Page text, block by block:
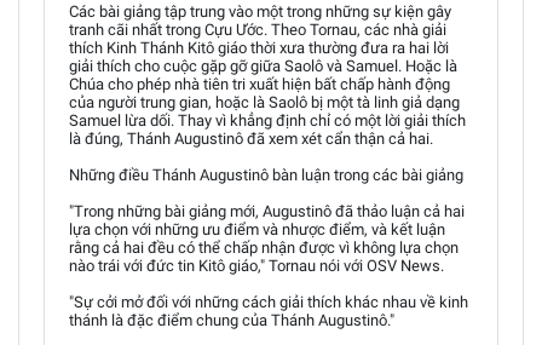
Các bài giảng tập trung vào một trong những sự kiện gây
tranh cãi nhất trong Cựu Ước. Theo Tornau, các nhà giải
thích Kinh Thánh Kitô giáo thời xưa thường đưa ra hai lời
giải thích cho cuộc gặp gỡ giữa Saolô và Samuel. Hoặc là
Chúa cho phép nhà tiên tri xuất hiện bất chấp hành động
của người trung gian, hoặc là Saolô bị một tà linh giả dạng
Samuel lừa dối. Thay vì khẳng định chỉ có một lời giải thích
là đúng, Thánh Augustinô đã xem xét cẩn thận cả hai.
Những điều Thánh Augustinô bàn luận trong các bài giảng
"Trong những bài giảng mới, Augustinô đã thảo luận cả hai
lựa chọn với những ưu điểm và nhược điểm, và kết luận
rằng cả hai đều có thể chấp nhận được vì không lựa chọn
nào trái với đức tin Kitô giáo," Tornau nói với OSV News.
"Sự cởi mở đối với những cách giải thích khác nhau về kinh
thánh là đặc điểm chung của Thánh Augustinô."